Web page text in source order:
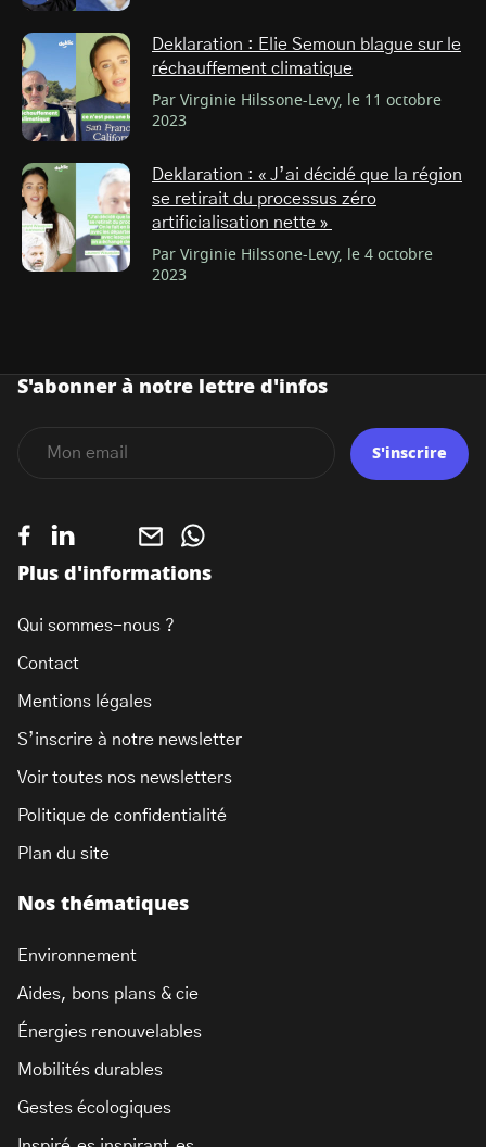
Deklaration : Elie Semoun blague sur le
réchauffement climatique
Par Virginie Hilssone-Levy, le 11 octobre
2023
Deklaration : « J’ai décidé que la région
se retirait du processus zéro
artificialisation nette »
Par Virginie Hilssone-Levy, le 4 octobre
2023
Nos thématiques
Environnement
Aides, bons plans & cie
Énergies renouvelables
Mobilités durables
Gestes écologiques
Plus d'informations
Qui sommes-nous ?
Contact
Mentions légales
S’inscrire à notre newsletter
Voir toutes nos newsletters
Politique de confidentialité
Plan du site
S'abonner à notre lettre d'infos
S'inscrire